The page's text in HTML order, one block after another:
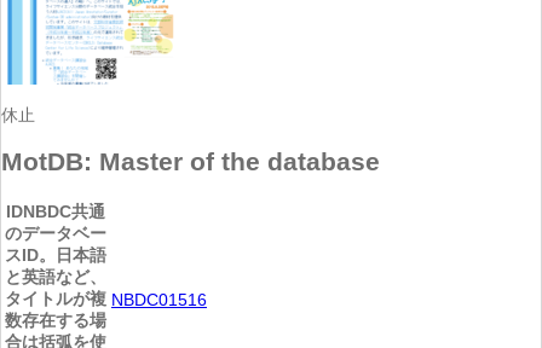
休止
MotDB: Master of the database
IDNBDC共通
のデータベー
スID。日本語
と英語など、
タイトルが複
数存在する場
合は括弧を使
NBDC01516